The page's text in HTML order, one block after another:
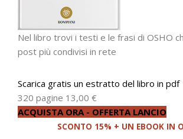
Nel libro trovi i testi e le frasi di OSHO
post più condivisi in rete
Scarica gratis un estratto del libro in pdf
320 pagine 13,00 €
ACQUISTA ORA - OFFERTA LANCIO
SCONTO 15% + UN EBOOK IN